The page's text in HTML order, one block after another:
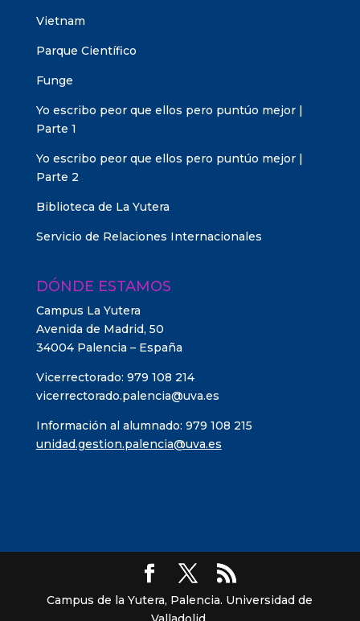
Vietnam
Parque Científico
Funge
Yo escribo peor que ellos pero puntúo mejor |
Parte 1
Yo escribo peor que ellos pero puntúo mejor |
Parte 2
Biblioteca de La Yutera
Servicio de Relaciones Internacionales
DÓNDE ESTAMOS
Campus La Yutera
Avenida de Madrid, 50
34004 Palencia – España
Vicerrectorado: 979 108 214
vicerrectorado.palencia@uva.es
Información al alumnado: 979 108 215
unidad.gestion.palencia@uva.es
Campus de la Yutera, Palencia. Universidad de